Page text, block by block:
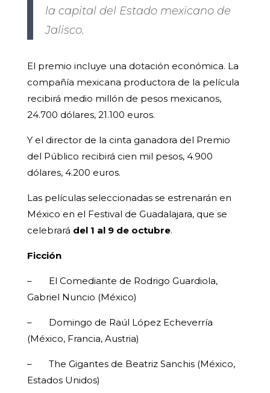
la capital del Estado mexicano de
Jalisco.
El premio incluye una dotación económica. La
compañía mexicana productora de la película
recibirá medio millón de pesos mexicanos,
24.700 dólares, 21.100 euros.
Y el director de la cinta ganadora del Premio
del Público recibirá cien mil pesos, 4.900
dólares, 4.200 euros.
Las películas seleccionadas se estrenarán en
México en el Festival de Guadalajara, que se
celebrará del 1 al 9 de octubre.
Ficción
– El Comediante de Rodrigo Guardiola,
Gabriel Nuncio (México)
– Domingo de Raúl López Echeverría
(México, Francia, Austria)
– The Gigantes de Beatriz Sanchis (México,
Estados Unidos)